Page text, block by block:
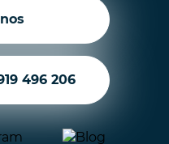
496 206